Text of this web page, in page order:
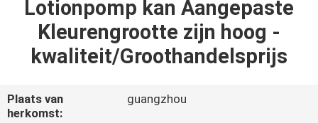
PRODUCTEN
ONS
Lotionpomp kan Aangepaste
Kleurengrootte zijn hoog -
kwaliteit/Groothandelsprijs
Plaats van
herkomst:
guangzhou